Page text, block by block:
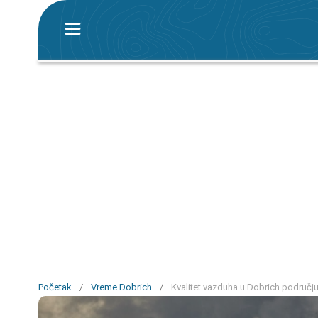
Početak / Vreme Dobrich / Kvalitet vazduha u Dobrich području